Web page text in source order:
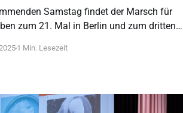
Samstag findet der Marsch für
zum 21. Mal in Berlin und zum dritten
beginnen am 20.
Berlin. Auf den Podien werden zentrale
1 Min. Lesezeit